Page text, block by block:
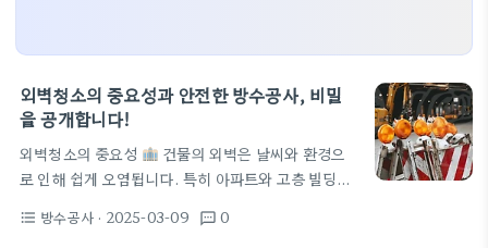
외벽청소의 중요성과 안전한 방수공사, 비밀
을 공개합니다!
외벽청소의 중요성
건물의 외벽은 날씨와 환경으
로 인해 쉽게 오염됩니다. 특히 아파트와 고층 빌딩의
호하는 데 필수적입니다. 최근 뉴욕 맨해튼의 한 78층
format_list_bulleted 방수공사 · 2025-03-09 textsms 0